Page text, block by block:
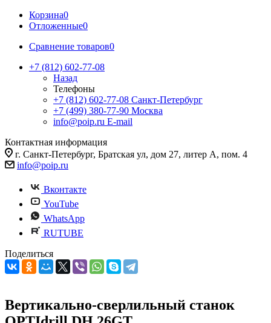
Корзина0
Отложенные0
Сравнение товаров0
+7 (812) 602-77-08
Назад
Телефоны
+7 (812) 602-77-08 Санкт-Петербург
+7 (499) 380-77-90 Москва
info@poip.ru E-mail
Контактная информация
г. Санкт-Петербург, Братская ул, дом 27, литер А, пом. 4
info@poip.ru
Вконтакте
YouTube
WhatsApp
RUTUBE
Поделиться
Вертикально-сверлильный станок